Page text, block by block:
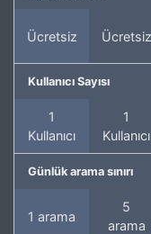
Ücretsiz Ücretsiz
Kullanıcı Sayısı
1
Kullanıcı
1
Kullanıcı
Günlük arama sınırı
1 arama
5
arama